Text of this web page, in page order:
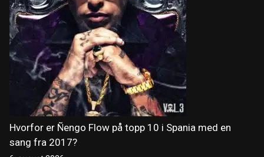
Hvorfor er Ñengo Flow på topp 10 i Spania med en
sang fra 2017?